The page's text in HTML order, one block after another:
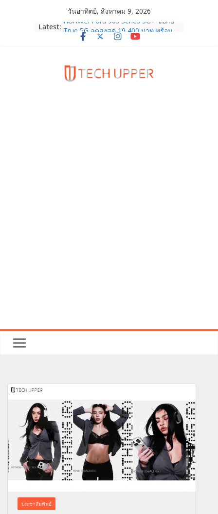
วันอาทิตย์, สิงหาคม 9, 2026
Latest: HUAWEI Pura 90s Series 5G+ ซื้อกับ
True 5G ลดสูงสุด 19,400 บาท พร้อม
TrueVisions ชวนคนไทยส่งใจเชียร์
“เนเน่ รอยัล” บนเวทีโลก ร่วมลุ้นทุก
ประชาสัมพันธ์